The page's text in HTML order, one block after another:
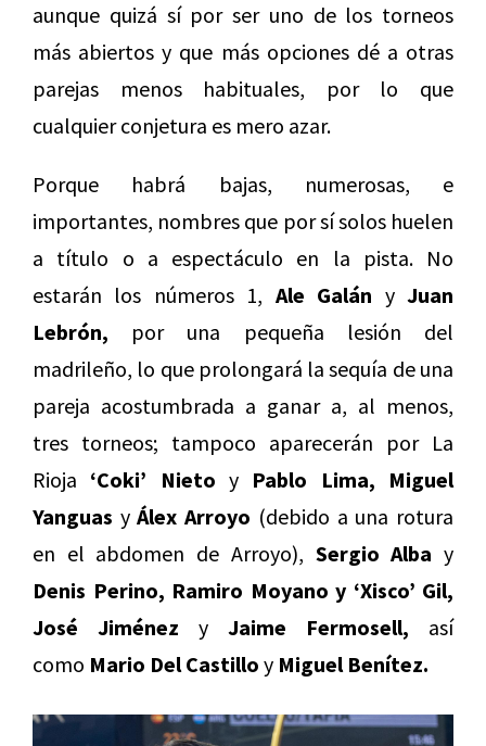
aunque quizá sí por ser uno de los torneos
más abiertos y que más opciones dé a otras
parejas menos habituales, por lo que
cualquier conjetura es mero azar.
Porque habrá bajas, numerosas, e
importantes, nombres que por sí solos huelen
a título o a espectáculo en la pista. No
estarán los números 1, Ale Galán yJuan
Lebrón, por una pequeña lesión del
madrileño, lo que prolongará la sequía de una
pareja acostumbrada a ganar a, al menos,
tres torneos; tampoco aparecerán por La
Rioja ‘Coki’ Nieto y Pablo Lima, Miguel
Yanguas yÁlex Arroyo (debido a una rotura
en el abdomen de Arroyo), Sergio Alba y
Denis Perino, Ramiro Moyano y ‘Xisco’ Gil,
José Jiménez y Jaime Fermosell, así
como Mario Del Castillo y Miguel Benítez.